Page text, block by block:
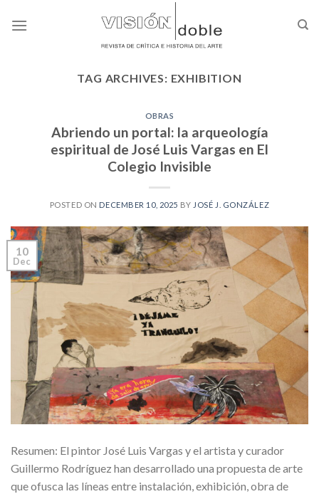
TAG ARCHIVES: EXHIBITION
OBRAS
Abriendo un portal: la arqueología
espiritual de José Luis Vargas en El
Colegio Invisible
POSTED ON DECEMBER 10, 2025 BY JOSÉ J. GONZÁLEZ
10
Dec
Resumen: El pintor José Luis Vargas y el artista y curador
Guillermo Rodríguez han desarrollado una propuesta de arte
que ofusca las líneas entre instalación, exhibición, obra de